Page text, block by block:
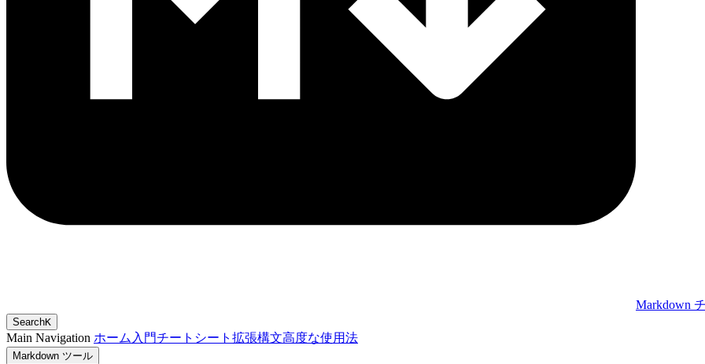
Markdown
SearchK
Main Navigation ホーム 入門チートシート 拡張構文高度な使用法
Markdown ツール